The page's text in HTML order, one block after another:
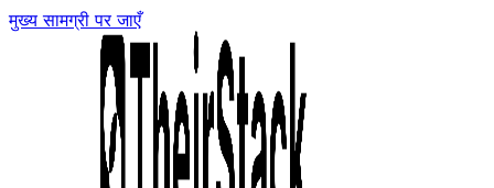
मुख्य सामग्री पर जाएँ